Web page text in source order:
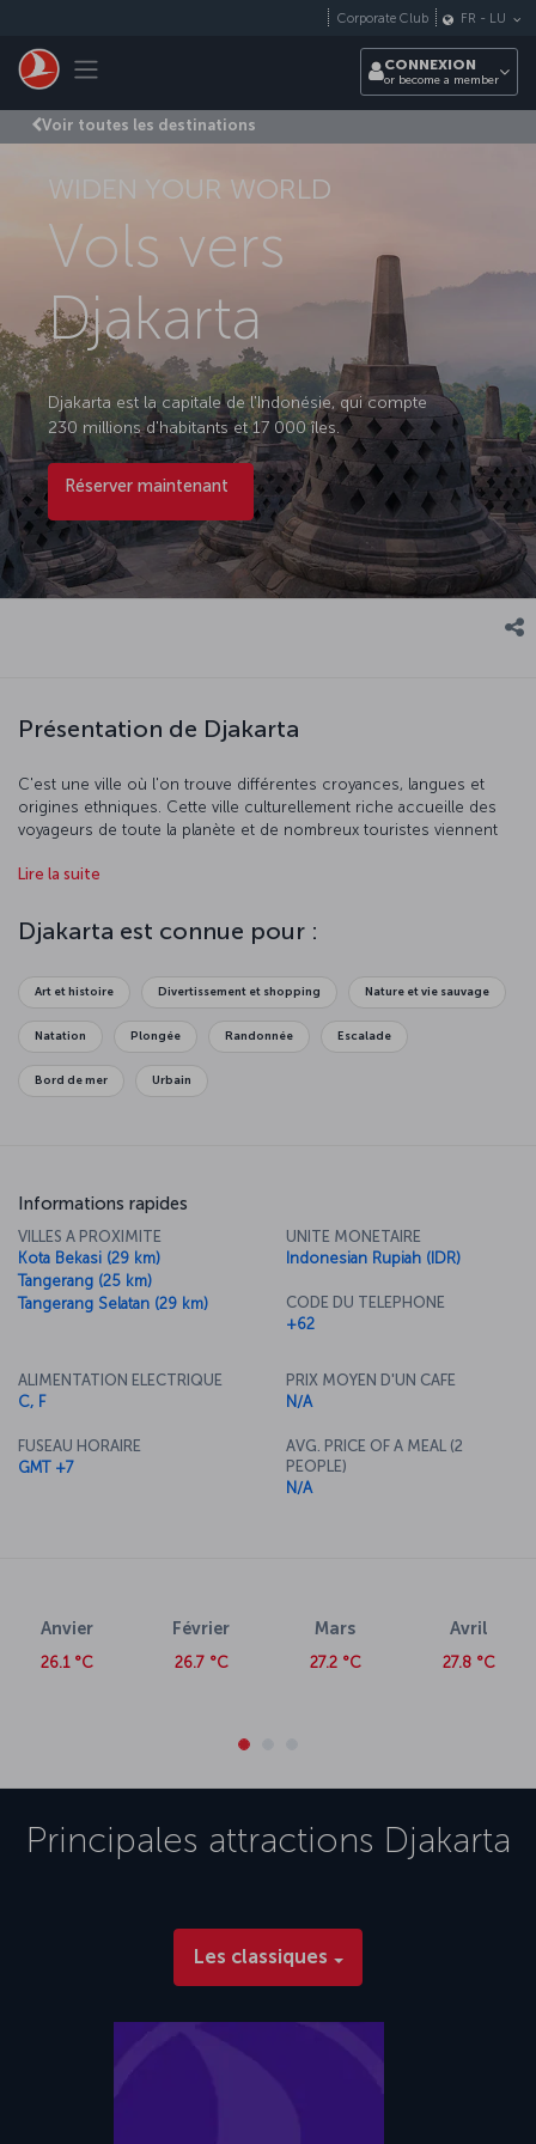
Toggle navigation
Corporate Club FR - LU
CONNEXION
or become a member
Voir toutes les destinations
WIDEN YOUR WORLD
Vols vers
Djakarta
Djakarta est la capitale de l'Indonésie, qui compte
230 millions d'habitants et 17 000 îles.
Réserver maintenant
Présentation de Djakarta
C'est une ville où l'on trouve différentes croyances, langues et
origines ethniques. Cette ville culturellement riche accueille des
voyageurs de toute la planète et de nombreux touristes viennent
peut-être prolonger votre séjour à Djakarta car vous n'aurez pas
Lire la suite
Djakarta est connue pour :
Art et histoire Divertissement et shopping Nature et vie sauvage
Natation Plongée Randonnée Escalade
Bord de mer Urbain
Informations rapides
VILLES A PROXIMITE
Kota Bekasi (29 km)
Tangerang (25 km)
Tangerang Selatan (29 km)
UNITE MONETAIRE
Indonesian Rupiah (IDR)
CODE DU TELEPHONE
+62
ALIMENTATION ELECTRIQUE
C, F
FUSEAU HORAIRE
GMT +7
PRIX MOYEN D'UN CAFE
N/A
AVG. PRICE OF A MEAL (2
PEOPLE)
N/A
Anvier
26.1 °C
Février
26.7 °C
Mars
27.2 °C
Avril
27.8 °C
Principales attractions Djakarta
Les classiques